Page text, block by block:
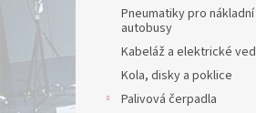
Pneumatiky pro
autobusy
Kabeláž a elektrické
Kola, disky a poklice
Palivová čerpadla